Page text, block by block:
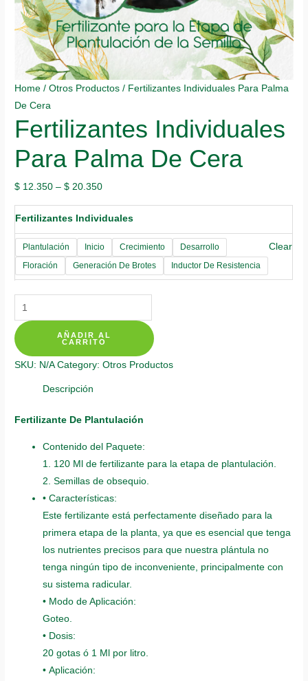
Home /Otros Productos / Fertilizantes Individuales Para Palma
De Cera
Fertilizantes Individuales
Para Palma De Cera
$ 12.350 –$ 20.350
Fertilizantes Individuales
Plantulación Inicio Crecimiento
Desarrollo
Floración
Generación De Brotes Inductor De Resistencia
Clear
Fertilizantes
Individuales
Para
Palma
De
AÑADIR AL
CARRITO
SKU: N/A Category:Otros Productos
Descripción
Fertilizante De Plantulación
Contenido del Paquete:
1. 120 Ml de fertilizante para la etapa de plantulación.
2. Semillas de obsequio.
• Características:
Este fertilizante está perfectamente diseñado para la
primera etapa de la planta, ya que es esencial que tenga
los nutrientes precisos para que nuestra plántula no
tenga ningún tipo de inconveniente, principalmente con
su sistema radicular.
• Modo de Aplicación:
Goteo.
• Dosis:
20 gotas ó 1 Ml por litro.
• Aplicación: